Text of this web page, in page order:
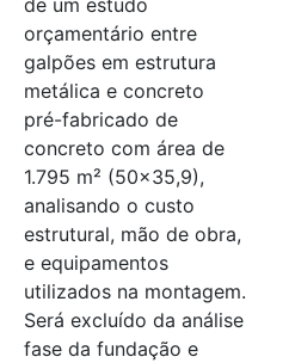
orçamentário entre
galpões em estrutura
metálica e concreto
pré-fabricado de
concreto com área de
1.795 m² (50x35,9),
analisando o custo
estrutural, mão de obra,
e equipamentos
utilizados na montagem.
Será excluído da análise
fase da fundação e